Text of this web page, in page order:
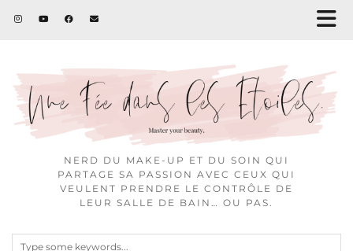
NERD DU MAKE-UP ET DU SOIN QUI
PARTAGE SA PASSION AVEC CEUX QUI
VEULENT PRENDRE LE CONTRÔLE DE
LEUR SALLE DE BAIN… OU PAS.